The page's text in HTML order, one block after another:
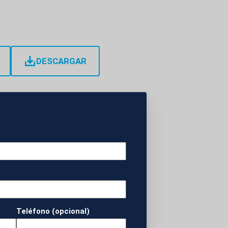
DESCARGAR
Teléfono (opcional)
primera hora de
y dejado al
que los
y en un